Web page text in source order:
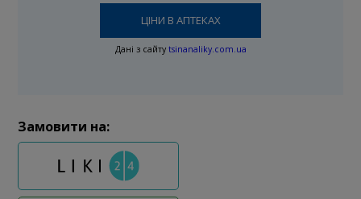
ЦІНИ В АПТЕКАХ
Дані з сайту tsinanaliky.com.ua
Замовити на: